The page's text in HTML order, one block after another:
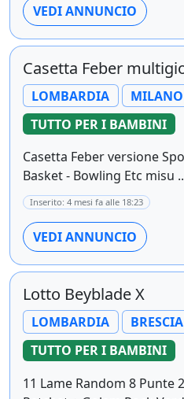
VEDI ANNUNCIO
Casetta Feber
LOMBARDIA MILANO
TUTTO PER I BAMBINI
Casetta Feber versione
Basket - Bowling Etc misu
Inserito: 4 mesi fa alle 18:23
VEDI ANNUNCIO
Lotto Beyblade X
LOMBARDIA BRESCIA
TUTTO PER I BAMBINI
11 Lame Random 8 Punte